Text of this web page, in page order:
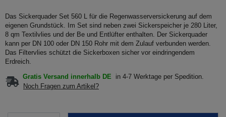
Das Sickerquader Set 560 L für die Regenwasserversickerung auf dem
eigenen Grundstück. Im Set sind neben zwei Sickerspeicher je 280 Liter,
8 qm Textilvlies und der Be und Entlüfter enthalten. Der Sickerquader
kann per DN 100 oder DN 150 Rohr mit dem Zulauf verbunden werden.
Das Filtervlies schützt die Sickerboxen sicher vor eindringendem
Erdreich.
Gratis Versand innerhalb DE
in 4-7 Werktage per Spedition.
Noch Fragen zum Artikel?